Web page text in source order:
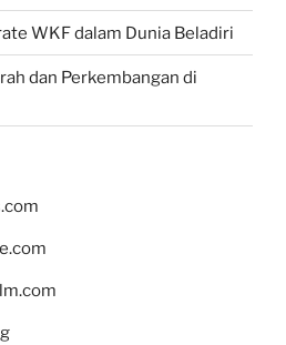
WKF dalam Dunia Beladiri
dan Perkembangan di